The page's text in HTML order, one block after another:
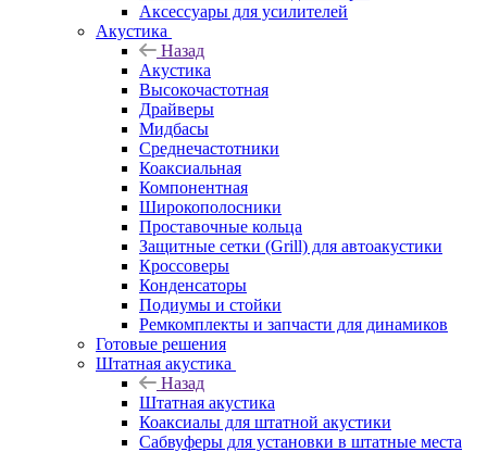
Аксессуары для усилителей
Акустика
Назад
Акустика
Высокочастотная
Драйверы
Мидбасы
Среднечастотники
Коаксиальная
Компонентная
Широкополосники
Проставочные кольца
Защитные сетки (Grill) для автоакустики
Кроссоверы
Конденсаторы
Подиумы и стойки
Ремкомплекты и запчасти для динамиков
Готовые решения
Штатная акустика
Назад
Штатная акустика
Коаксиалы для штатной акустики
Сабвуферы для установки в штатные места